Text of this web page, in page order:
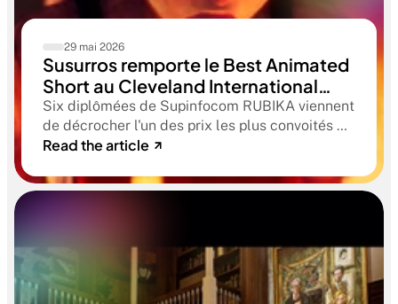
29 mai 2026
Susurros remporte le Best Animated
Short au Cleveland International
Film Festival. Une compétition
qualificative aux Oscars®
Six diplômées de Supinfocom RUBIKA viennent
de décrocher l'un des prix les plus convoités du
circuit indépendant américain. Une victoire qui
formation RUBIKA dès la sortie d'école.
Read the article